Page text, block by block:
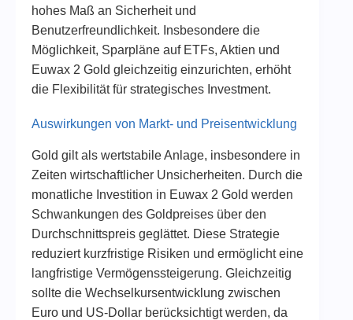
hohes Maß an Sicherheit und
Benutzerfreundlichkeit. Insbesondere die
Möglichkeit, Sparpläne auf ETFs, Aktien und
Euwax 2 Gold gleichzeitig einzurichten, erhöht
die Flexibilität für strategisches Investment.
Auswirkungen von Markt- und Preisentwicklung
Gold gilt als wertstabile Anlage, insbesondere in
Zeiten wirtschaftlicher Unsicherheiten. Durch die
monatliche Investition in Euwax 2 Gold werden
Schwankungen des Goldpreises über den
Durchschnittspreis geglättet. Diese Strategie
reduziert kurzfristige Risiken und ermöglicht eine
langfristige Vermögenssteigerung. Gleichzeitig
sollte die Wechselkursentwicklung zwischen
Euro und US-Dollar berücksichtigt werden, da